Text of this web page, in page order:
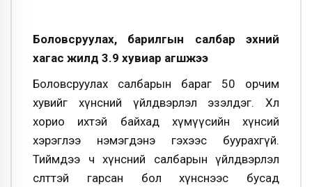
Боловсруулах, барилгын салбар эхний
хагас жилд 3.9 хувиар агшжээ
Боловсруулах салбарын бараг 50 орчим
хувийг хүнсний үйлдвэрлэл эзэлдэг. Хөл
хорио ихтэй байхад хүмүүсийн хүнсий
хэрэглээ нэмэгдэнэ гэхээс буурахгүй.
Тиймдээ ч хүнсний салбарын үйлдвэрлэл
өсөлттэй гарсан бол хүнснээс бусад